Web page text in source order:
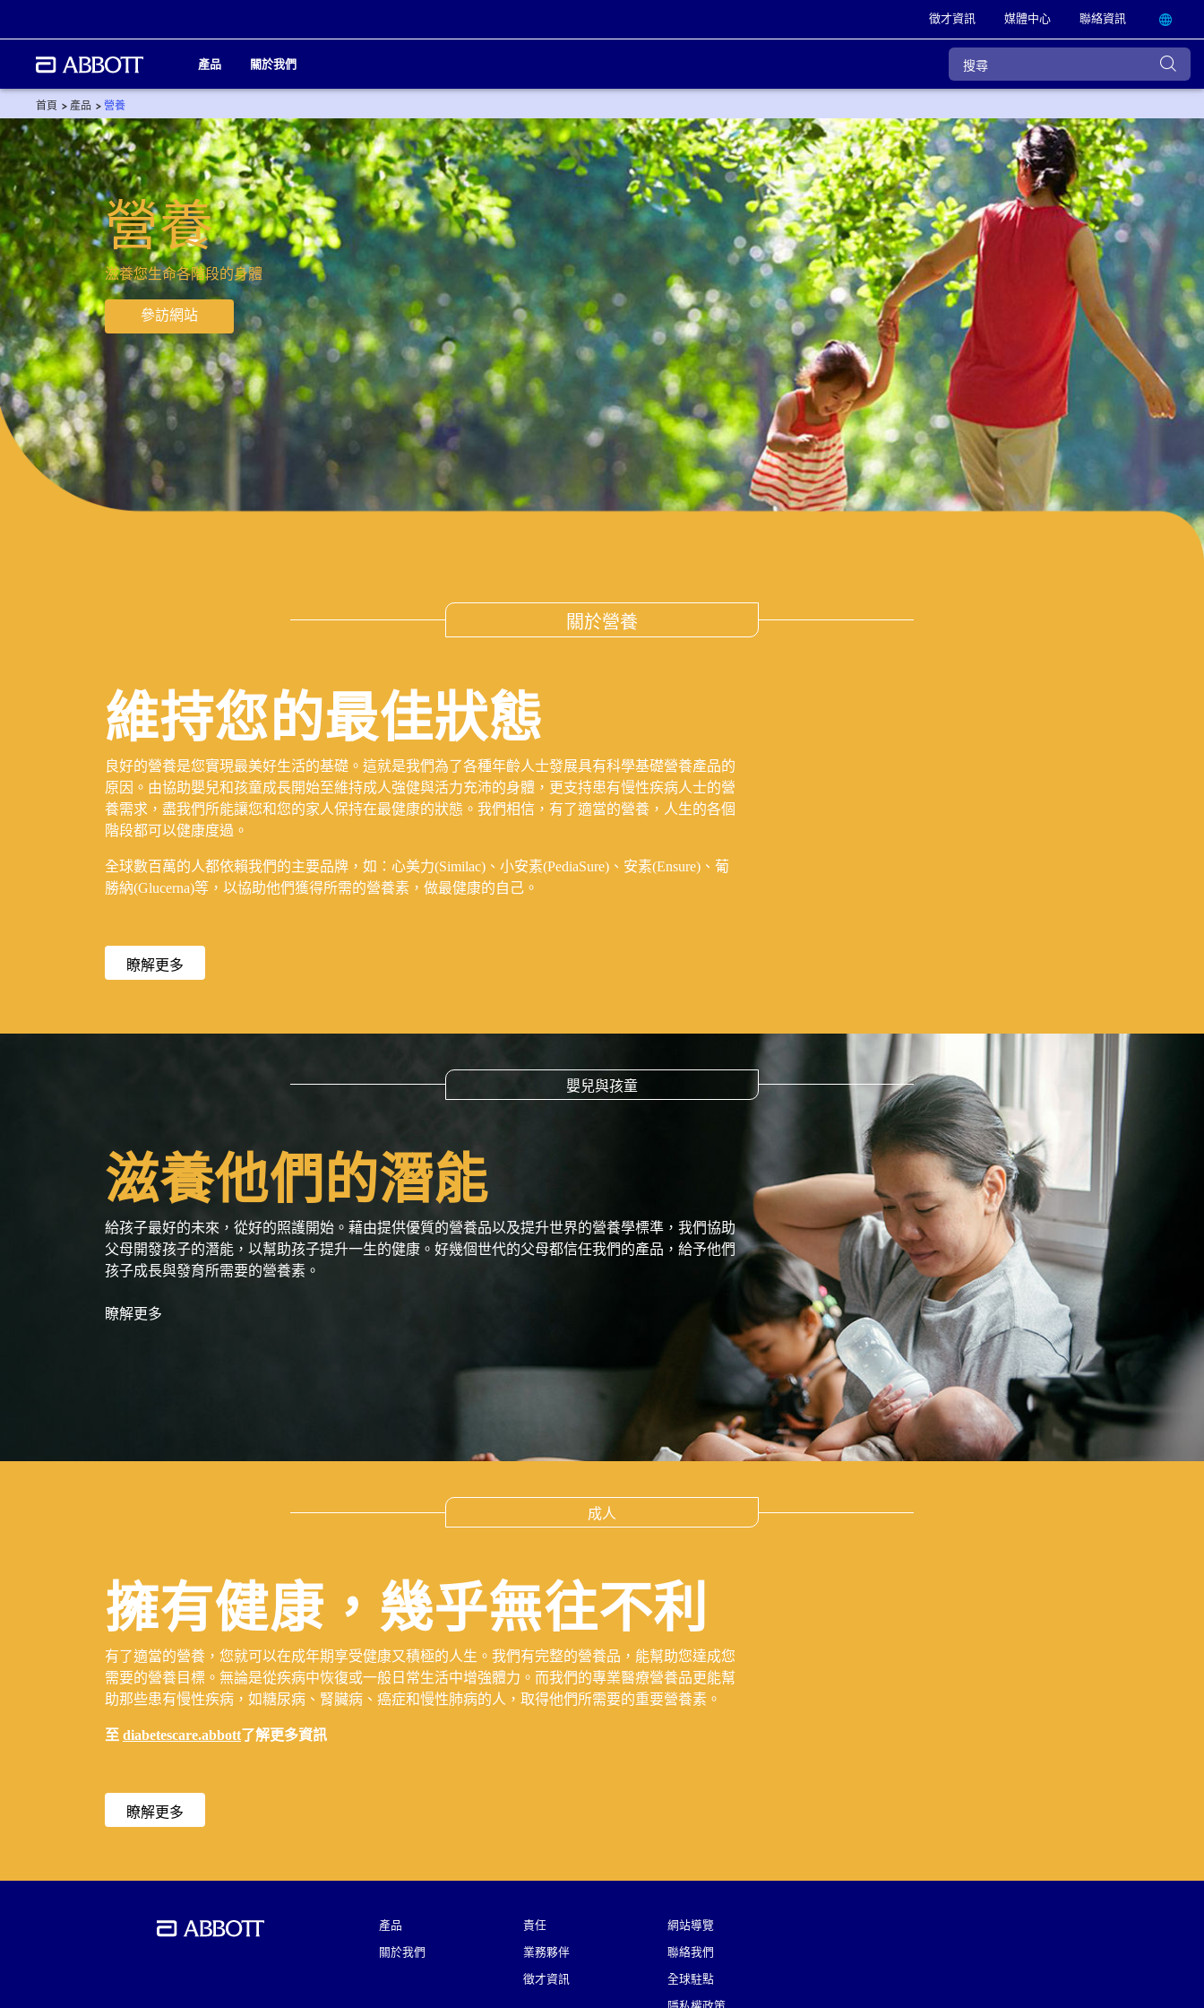
徵才資訊 媒體中心 聯絡資訊
產品 關於我們
首頁 產品 營養
營養
滋養您生命各階段的身體
參訪網站
關於營養
維持您的最佳狀態
良好的營養是您實現最美好生活的基礎。這就是我們為了各種年齡人士發展具有科學基礎營養產品的
原因。由協助嬰兒和孩童成長開始至維持成人強健與活力充沛的身體，更支持患有慢性疾病人士的營
養需求，盡我們所能讓您和您的家人保持在最健康的狀態。我們相信，有了適當的營養，人生的各個
階段都可以健康度過。
全球數百萬的人都依賴我們的主要品牌，如：心美力(Similac)、小安素(PediaSure)、安素(Ensure)、葡
勝納(Glucerna)等，以協助他們獲得所需的營養素，做最健康的自己。
瞭解更多
嬰兒與孩童
滋養他們的潛能
給孩子最好的未來，從好的照護開始。藉由提供優質的營養品以及提升世界的營養學標準，我們協助
父母開發孩子的潛能，以幫助孩子提升一生的健康。好幾個世代的父母都信任我們的產品，給予他們
孩子成長與發育所需要的營養素。
瞭解更多
成人
擁有健康，幾乎無往不利
有了適當的營養，您就可以在成年期享受健康又積極的人生。我們有完整的營養品，能幫助您達成您
需要的營養目標。無論是從疾病中恢復或一般日常生活中增強體力。而我們的專業醫療營養品更能幫
助那些患有慢性疾病，如糖尿病、腎臟病、癌症和慢性肺病的人，取得他們所需要的重要營養素。
至 diabetescare.abbott了解更多資訊
瞭解更多
產品
關於我們
責任
業務夥伴
徵才資訊
網站導覽
聯絡我們
全球駐點